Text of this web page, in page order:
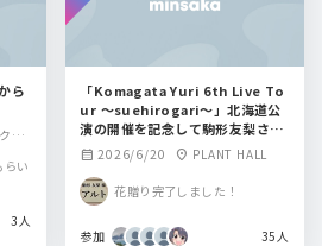
ら
マ
らい
3人
「Komagata Yuri 6th Live To
ur 〜suehirogari〜」北海道公
演の開催を記念して駒形友梨さん
にフラワースタンドを贈りません
か？
calendar_month 2026/6/20 location_on PLANT HALL
花贈り完了しました！
参加 35人